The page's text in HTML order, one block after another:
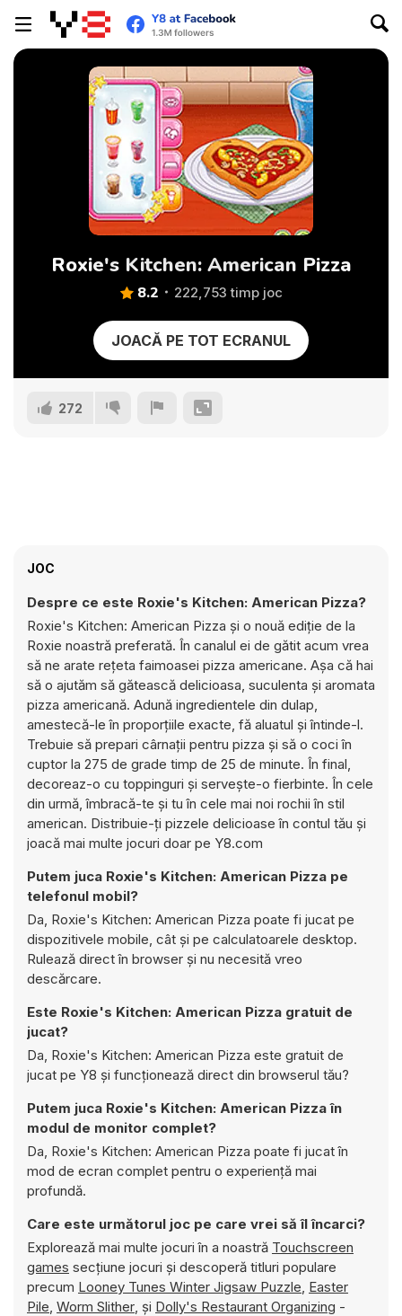
Roxie's Kitchen: American Pizza
8.2 222,753 timp joc
JOACĂ PE TOT ECRANUL
272
JOC
Despre ce este Roxie's Kitchen: American Pizza?
Roxie's Kitchen: American Pizza și o nouă ediție de la
Roxie noastră preferată. În canalul ei de gătit acum vrea
să ne arate rețeta faimoasei pizza americane. Așa că hai
să o ajutăm să gătească delicioasa, suculenta și aromata
pizza americană. Adună ingredientele din dulap,
amestecă-le în proporțiile exacte, fă aluatul și întinde-l.
Trebuie să prepari cârnații pentru pizza și să o coci în
cuptor la 275 de grade timp de 25 de minute. În final,
decoreaz-o cu toppinguri și servește-o fierbinte. În cele
din urmă, îmbracă-te și tu în cele mai noi rochii în stil
american. Distribuie-ți pizzele delicioase în contul tău și
joacă mai multe jocuri doar pe Y8.com
Putem juca Roxie's Kitchen: American Pizza pe
telefonul mobil?
Da, Roxie's Kitchen: American Pizza poate fi jucat pe
dispozitivele mobile, cât și pe calculatoarele desktop.
Rulează direct în browser și nu necesită vreo
descărcare.
Este Roxie's Kitchen: American Pizza gratuit de
jucat?
Da, Roxie's Kitchen: American Pizza este gratuit de
jucat pe Y8 și funcționează direct din browserul tău?
Putem juca Roxie's Kitchen: American Pizza în
modul de monitor complet?
Da, Roxie's Kitchen: American Pizza poate fi jucat în
mod de ecran complet pentru o experiență mai
profundă.
Care este următorul joc pe care vrei să îl încarci?
Explorează mai multe jocuri în a noastră Touchscreen
games secțiune jocuri și descoperă titluri populare
precum Looney Tunes Winter Jigsaw Puzzle, Easter
Pile, Worm Slither, și Dolly's Restaurant Organizing -